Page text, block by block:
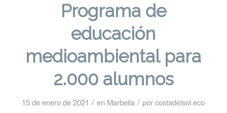
Programa de
educación
medioambiental para
2.000 alumnos
15 de enero de 2021 / en Marbella / porcostadelsol.eco